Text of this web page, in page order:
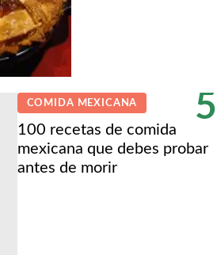
5
COMIDA MEXICANA
100 recetas de comida
mexicana que debes probar
antes de morir